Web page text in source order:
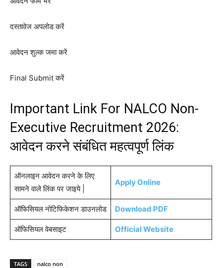
दस्तावेज अपलोड करें
आवेदन शुल्क जमा करें
Final Submit करें
Important Link For NALCO Non-
Executive Recruitment 2026:
आवेदन करने संबंधित महत्वपूर्ण लिंक
ऑनलाइन आवेदन करने के लिए
सामने वाले लिंक पर जाइये |
Apply Online
ऑफिसियल नोटिफिकेशन डाउनलोड Download PDF
ऑफिसियल वेबसाइट Official Website
TAGS nalco non